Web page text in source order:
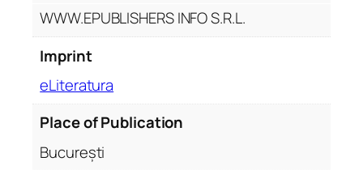
WWW.EPUBLISHERS INFO S.R.L.
Imprint
eLiteratura
Place of Publication
București